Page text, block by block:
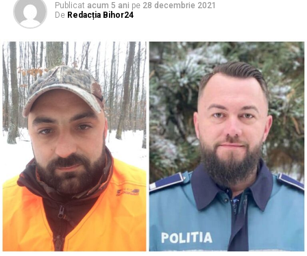
Publicat acum 5 ani pe 28 decembrie 2021
De Redacția Bihor24